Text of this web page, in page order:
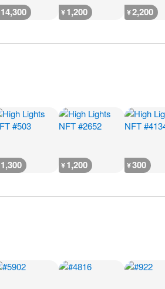
14,300 ¥1,200 ¥2,200
1,300 ¥1,200 ¥300